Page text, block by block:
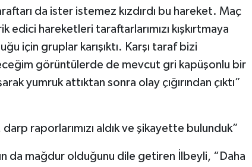
da ister istemez kızdırdı bu hareket. Maç
edici hareketleri taraftarlarımızı kışkırtmaya
için gruplar karışıktı. Karşı taraf bizi
görüntülerde de mevcut gri kapüşonlu bir
yumruk attıktan sonra olay çığırından çıktı”
raporlarımızı aldık ve şikayette bulunduk”
da mağdur olduğunu dile getiren İlbeyli, “Daha